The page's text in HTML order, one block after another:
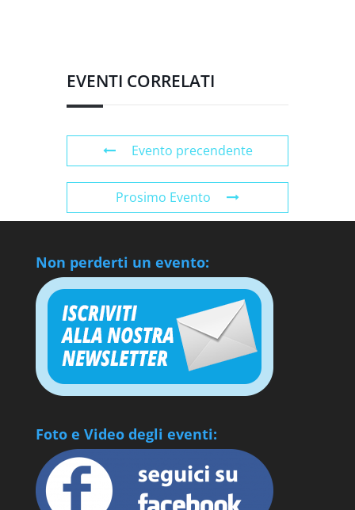
EVENTI CORRELATI
Evento precendente
Prosimo Evento
Non perderti un evento:
Foto e Video degli eventi: